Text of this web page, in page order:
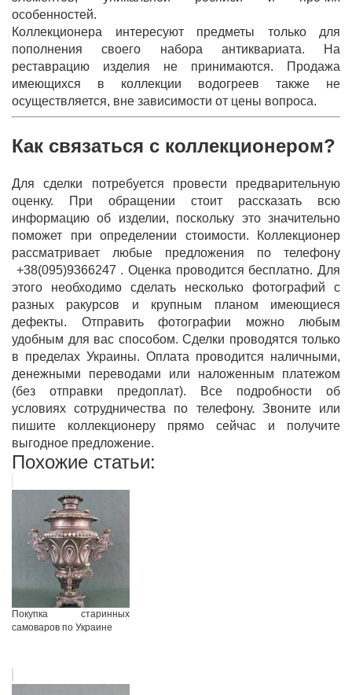
особенностей.
Коллекционера интересуют предметы только для
пополнения своего набора антиквариата. На
реставрацию изделия не принимаются. Продажа
имеющихся в коллекции водогреев также не
осуществляется, вне зависимости от цены вопроса.
Как связаться с коллекционером?
Для сделки потребуется провести предварительную
оценку. При обращении стоит рассказать всю
информацию об изделии, поскольку это значительно
поможет при определении стоимости. Коллекционер
рассматривает любые предложения по телефону
+38(095)9366247 . Оценка проводится бесплатно. Для
этого необходимо сделать несколько фотографий с
разных ракурсов и крупным планом имеющиеся
дефекты. Отправить фотографии можно любым
удобным для вас способом. Сделки проводятся только
в пределах Украины. Оплата проводится наличными,
денежными переводами или наложенным платежом
(без отправки предоплат). Все подробности об
условиях сотрудничества по телефону. Звоните или
пишите коллекционеру прямо сейчас и получите
выгодное предложение.
Похожие статьи:
Покупка старинных
самоваров по Украине